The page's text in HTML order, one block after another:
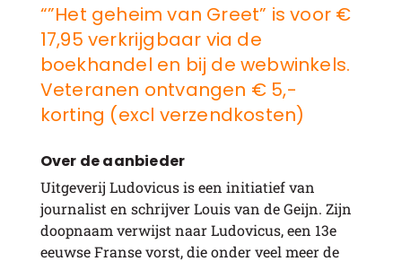
“”Het geheim van Greet” is voor €
17,95 verkrijgbaar via de
boekhandel en bij de webwinkels.
Veteranen ontvangen € 5,-
korting (excl verzendkosten)
Over de aanbieder
Uitgeverij Ludovicus is een initiatief van
journalist en schrijver Louis van de Geijn. Zijn
doopnaam verwijst naar Ludovicus, een 13e
eeuwse Franse vorst, die onder veel meer de